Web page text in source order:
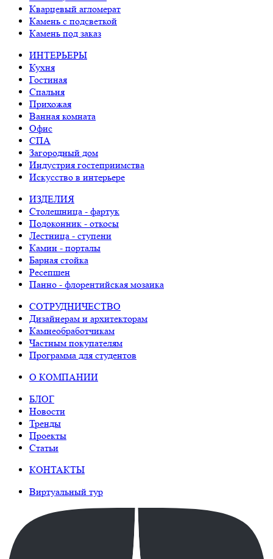
Кварцевый агломерат
Камень с подсветкой
Камень под заказ
ИНТЕРЬЕРЫ
Кухня
Гостиная
Спальня
Прихожая
Ванная комната
Офис
СПА
Загородный дом
Индустрия гостеприимства
Искусство в интерьере
ИЗДЕЛИЯ
Столешница - фартук
Подоконник - откосы
Лестница - ступени
Камин - порталы
Барная стойка
Ресепшен
Панно - флорентийская мозаика
СОТРУДНИЧЕСТВО
Дизайнерам и архитекторам
Камнеобработчикам
Частным покупателям
Программа для студентов
О КОМПАНИИ
БЛОГ
Новости
Тренды
Проекты
Статьи
КОНТАКТЫ
Виртуальный тур